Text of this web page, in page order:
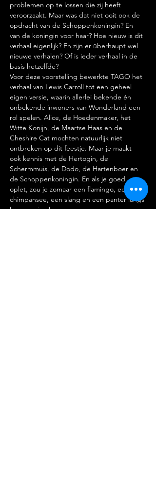
problemen op te lossen die zij heeft
veroorzaakt. Maar was dat niet ooit ook de
opdracht van de Schoppenkoningin? En
van de koningin voor haar? Hoe nieuw is dit
verhaal eigenlijk? En zijn er überhaupt wel
nieuwe verhalen? Of is ieder verhaal in de
basis hetzelfde?
Voor deze voorstelling bewerkte TAGO het
verhaal van Lewis Carroll tot een geheel
eigen versie, waarin allerlei bekende én
onbekende inwoners van Wonderland een
rol spelen. Alice, de Hoedenmaker, het
Witte Konijn, de Maartse Haas en de
Cheshire Cat mochten natuurlijk niet
ontbreken op dit feestje. Maar je maakt
ook kennis met de Hertogin, de
Schermmuis, de Dodo, de Hartenboer en
de Schoppenkoningin. En als je goed
oplet, zou je zomaar een flamingo, een
chimpansee, een slang en een panter langs
kunnen zien komen.